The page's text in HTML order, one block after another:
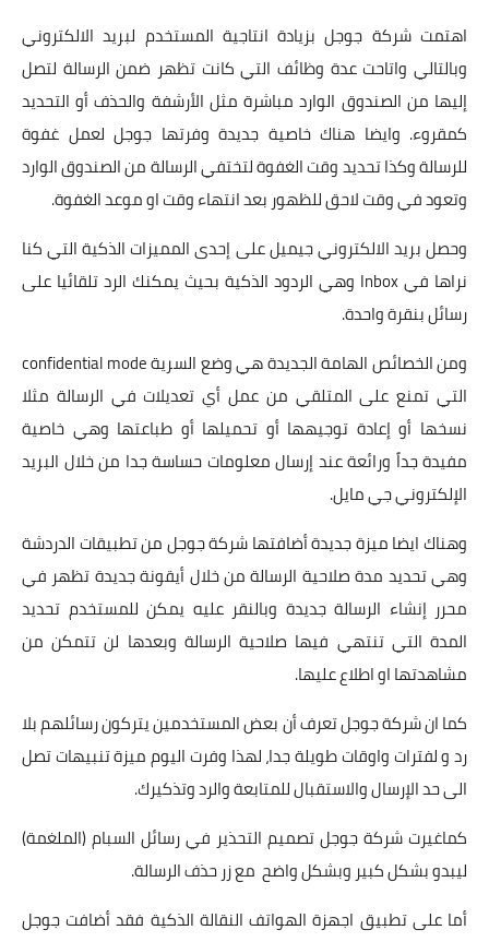
اهتمت شركة جوجل بزيادة انتاجية المستخدم لبريد الالكتروني
وبالتالي واتاحت عدة وظائف التي كانت تظهر ضمن الرسالة لتصل
إليها من الصندوق الوارد مباشرة مثل الأرشفة والحذف أو التحديد
كمقروء. وايضا هناك خاصية جديدة وفرتها جوجل لعمل غفوة
للرسالة وكذا تحديد وقت الغفوة لتختفي الرسالة من الصندوق الوارد
وتعود في وقت لاحق للظهور بعد انتهاء وقت او موعد الغفوة.
وحصل بريد الالكتروني جيميل على إحدى المميزات الذكية التي كنا
نراها في Inbox وهي الردود الذكية بحيث يمكنك الرد تلقائيا على
رسائل بنقرة واحدة.
ومن الخصائص الهامة الجديدة هي وضع السرية confidential mode
التي تمنع على المتلقي من عمل أي تعديلات في الرسالة مثلا
نسخها أو إعادة توجيهها أو تحميلها أو طباعتها وهي خاصية
مفيدة جداً ورائعة عند إرسال معلومات حساسة جدا من خلال البريد
الإلكتروني جي مايل.
وهناك ايضا ميزة جديدة أضافتها شركة جوجل من تطبيقات الدردشة
وهي تحديد مدة صلاحية الرسالة من خلال أيقونة جديدة تظهر في
محرر إنشاء الرسالة جديدة وبالنقر عليه يمكن للمستخدم تحديد
المدة التي تنتهي فيها صلاحية الرسالة وبعدها لن تتمكن من
مشاهدتها او اطلاع عليها.
كما ان شركة جوجل تعرف أن بعض المستخدمين يتركون رسائلهم بلا
رد و لفترات واوقات طويلة جدا، لهذا وفرت اليوم ميزة تنبيهات تصل
الى حد الإرسال والاستقبال للمتابعة والرد وتذكيرك.
كماغيرت شركة جوجل تصميم التحذير في رسائل السبام (الملغمة)
ليبدو بشكل كبير وبشكل واضح مع زر حذف الرسالة.
أما على تطبيق اجهزة الهواتف النقالة الذكية فقد أضافت جوجل